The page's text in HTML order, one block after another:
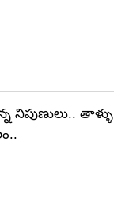
నిపుణులు.. తాళ్ళు